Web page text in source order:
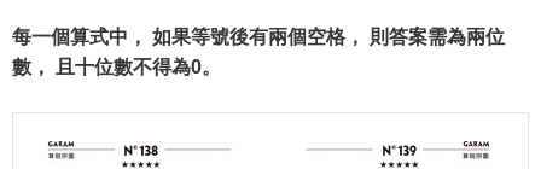
每一個算式中， 如果等號後有兩個空格， 則答案需為兩位
數， 且十位數不得為0。